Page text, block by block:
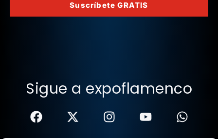
Suscríbete GRATIS
Sigue a expoflamenco